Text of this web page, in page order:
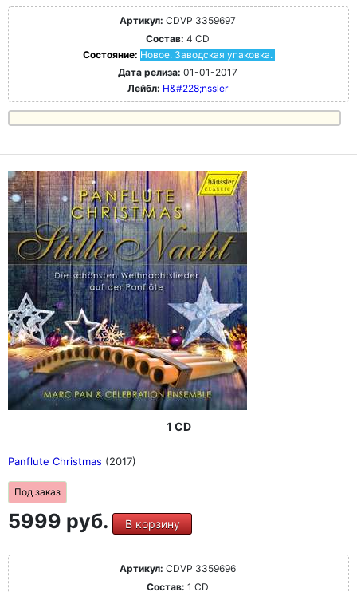
Артикул: CDVP 3359697
Состав: 4 CD
Состояние: Новое. Заводская упаковка.
Дата релиза: 01-01-2017
Лейбл: H&#228;nssler
1 CD
Panflute Christmas (2017)
Под заказ
5999 руб. В корзину
Артикул: CDVP 3359696
Состав: 1 CD